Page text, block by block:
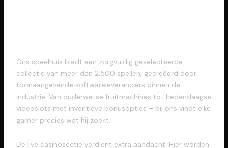
Ons speelhuis biedt een zorgvuldig geselecteerde
collectie van meer dan 2.500 spellen, gecreëerd door
toonaangevende softwareleveranciers binnen de
industrie. Van ouderwetse fruitmachines tot hedendaagse
videoslots met inventieve bonusopties – bij ons vindt elke
gamer precies wat hij zoekt.
De live casinosectie verdient extra aandacht. Hier worden